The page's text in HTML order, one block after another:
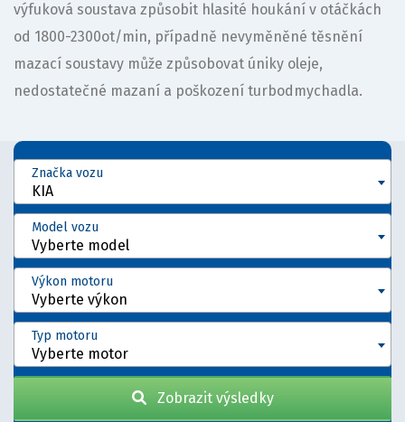
výfuková soustava způsobit hlasité houkání v otáčkách
od 1800-2300ot/min, případně nevyměněné těsnění
mazací soustavy může způsobovat úniky oleje,
nedostatečné mazaní a poškození turbodmychadla.
KIA
Značka vozu
Vyberte model
Model vozu
Vyberte výkon
Výkon motoru
Vyberte motor
Typ motoru
Zobrazit výsledky